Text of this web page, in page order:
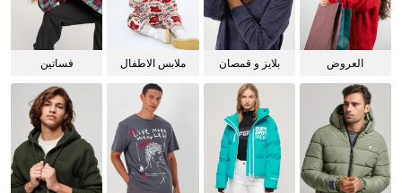
العروض
بلايز و قمصان
ملابس الاطفال فساتين